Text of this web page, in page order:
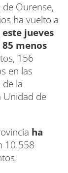
Ourense,
ha vuelto a
jueves
menos
156
en las
la
Unidad de
ha
10.558